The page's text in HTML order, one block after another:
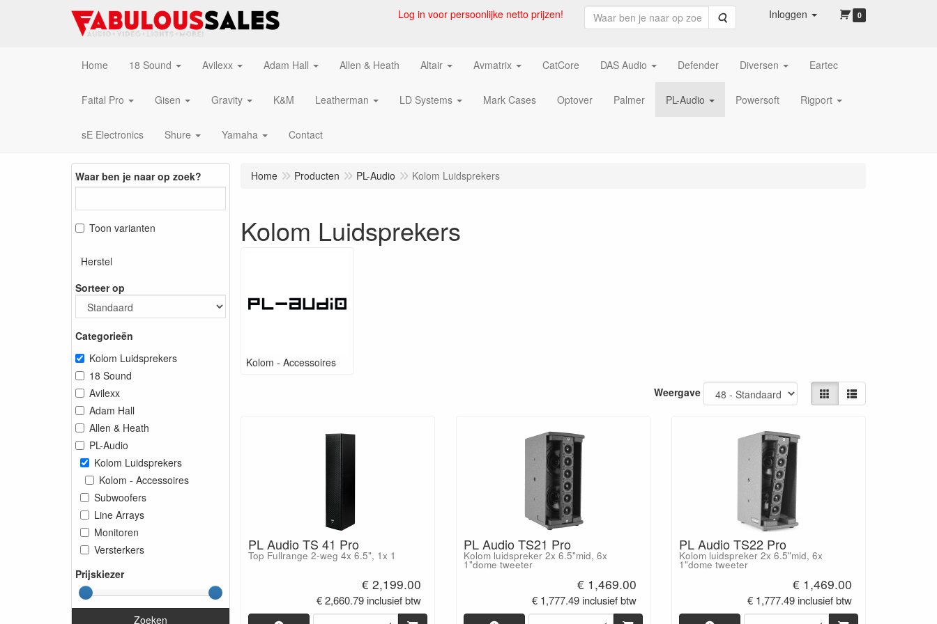
Log in voor persoonlijke netto prijzen! Zoeken Inloggen 0
Home 18 Sound Avilexx Adam Hall Allen & Heath Altair Avmatrix CatCore DAS Audio Defender Diversen Eartec
Faital Pro Gisen Gravity K&M Leatherman LD Systems Mark Cases Optover Palmer PL-Audio Powersoft Rigport
sE Electronics Shure Yamaha Contact
Waar ben je naar op zoek?
Toon varianten
Herstel
Sorteer op
Categorieën
Kolom Luidsprekers
18 Sound
Avilexx
Adam Hall
Allen & Heath
PL-Audio
Kolom Luidsprekers
Kolom - Accessoires
Subwoofers
Line Arrays
Monitoren
Versterkers
Prijskiezer
Zoeken
Home Producten PL-Audio Kolom Luidsprekers
Kolom Luidsprekers
Kolom - Accessoires
Weergave
PL Audio TS 41 Pro
Top Fullrange 2-weg 4x 6.5", 1x 1
€ 2,199.00
€ 2,660.79 inclusief btw
PL Audio TS21 Pro
Kolom luidspreker 2x 6.5"mid, 6x
1"dome tweeter
€ 1,469.00
€ 1,777.49 inclusief btw
PL Audio TS22 Pro
Kolom luidspreker 2x 6.5"mid, 6x
1"dome tweeter
€ 1,469.00
€ 1,777.49 inclusief btw